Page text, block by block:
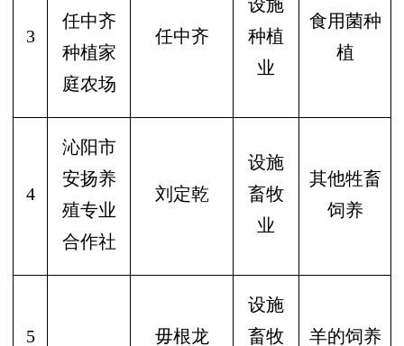
3
任中齐
种植家
庭农场
任中齐
设施
种植
业
食用菌种
植
4
沁阳市
安扬养
殖专业
合作社
刘定乾
设施
畜牧
业
其他牲畜
饲养
5 毋根龙
设施
畜牧
羊的饲养